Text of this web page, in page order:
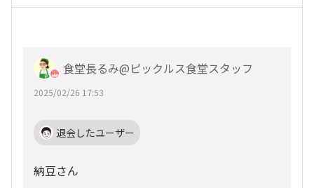
食堂長るみ@ピックルス食堂スタッフ
2025/02/26 17:53
退会したユーザー
納豆さん